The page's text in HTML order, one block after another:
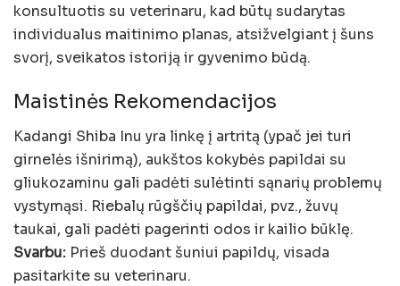
konsultuotis su veterinaru, kad būtų sudarytas
individualus maitinimo planas, atsižvelgiant į šuns
svorį, sveikatos istoriją ir gyvenimo būdą.
Maistinės Rekomendacijos
Kadangi Shiba Inu yra linkę į artritą (ypač jei turi
girnelės išnirimą), aukštos kokybės papildai su
gliukozaminu gali padėti sulėtinti sąnarių problemų
vystymąsi. Riebalų rūgščių papildai, pvz., žuvų
taukai, gali padėti pagerinti odos ir kailio būklę.
Svarbu: Prieš duodant šuniui papildų, visada
pasitarkite su veterinaru.